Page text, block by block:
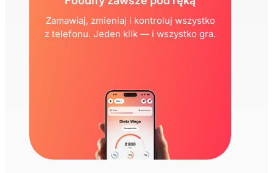
Zamawiaj, zmieniaj i kontroluj wszystko
z telefonu. Jeden klik — i wszystko gra.